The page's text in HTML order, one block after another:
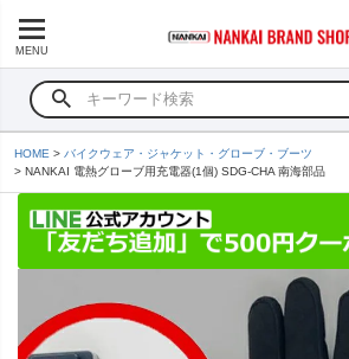
MENU
HOME
バイクウェア・ジャケット・グローブ・ブーツ
NANKAI 電熱グローブ用充電器(1個) SDG-CHA 南海部品